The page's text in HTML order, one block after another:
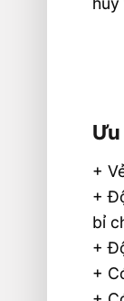
+
+
bỉ
+
+